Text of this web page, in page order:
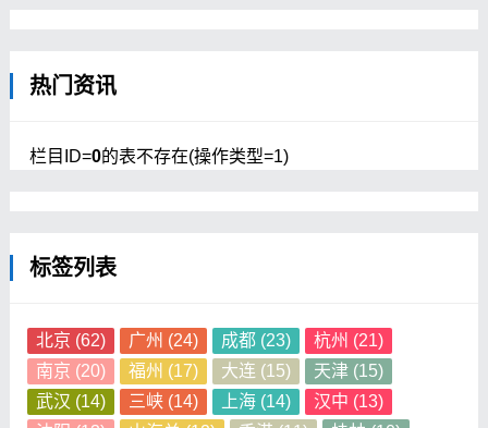
热门资讯
栏目ID=0的表不存在(操作类型=1)
标签列表
北京 (62) 广州 (24) 成都(23) 杭州 (21)
南京 (20) 福州 (17) 大连 (15) 天津(15)
武汉 (14) 三峡(14) 上海(14) 汉中 (13)